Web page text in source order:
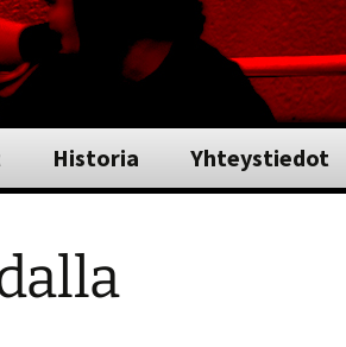
Historia Yhteystiedot